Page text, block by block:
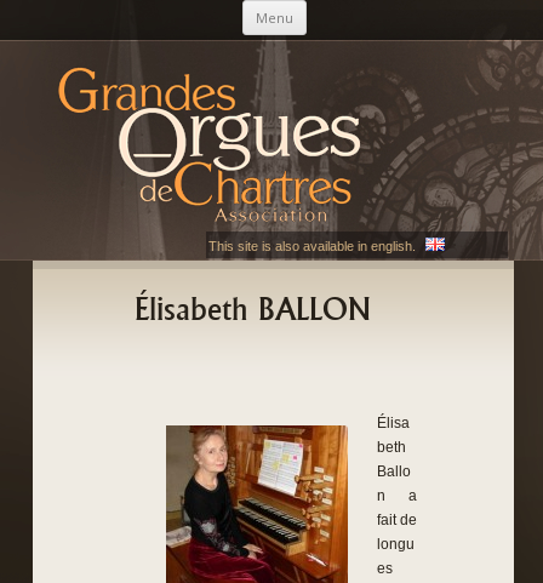
Menu Aller au contenu principal
AGOC
Les Grandes Orgues de Chartres
This site is also available in english.
Élisabeth BALLON
Élisa
beth
Ballo
n a
fait de
longu
es